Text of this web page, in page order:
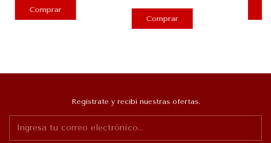
Comprar
Comprar
Registrate y recibí nuestras ofertas.